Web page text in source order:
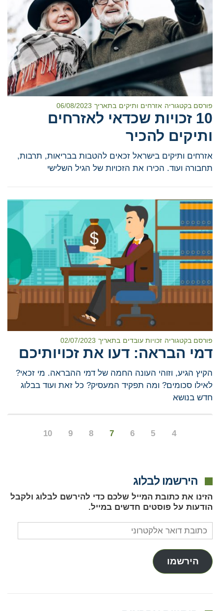
פורסם בקטגוריה אזרחים ותיקים בתאריך 06/08/2023
10 זכויות שכדאי לאזרחים
ותיקים להכיר
אזרחים ותיקים בישראל זכאים להטבות בבריאות, תרבות,
תחבורה ועוד. הכירו את הזכויות של הגיל השלישי
פורסם בקטגוריה זכויות עובדים בתאריך 02/07/2023
דמי הבראה: דעו את זכויותיכם
הקיץ הגיע, וזוהי העונה החמה של דמי ההבראה. מי זכאי?
לאילו סכומים? ומה תפקיד המעסיק? כל זאת ועוד בבלוג
חדש בנושא
4
5
6
7
8
9
10
הירשמו לבלוג
הזינו את כתובת המייל שלכם כדי להירשם לבלוג ולקבל
הודעות על פוסטים חדשים במייל.
כתובת
דואר
אלקטרוני
הירשמו